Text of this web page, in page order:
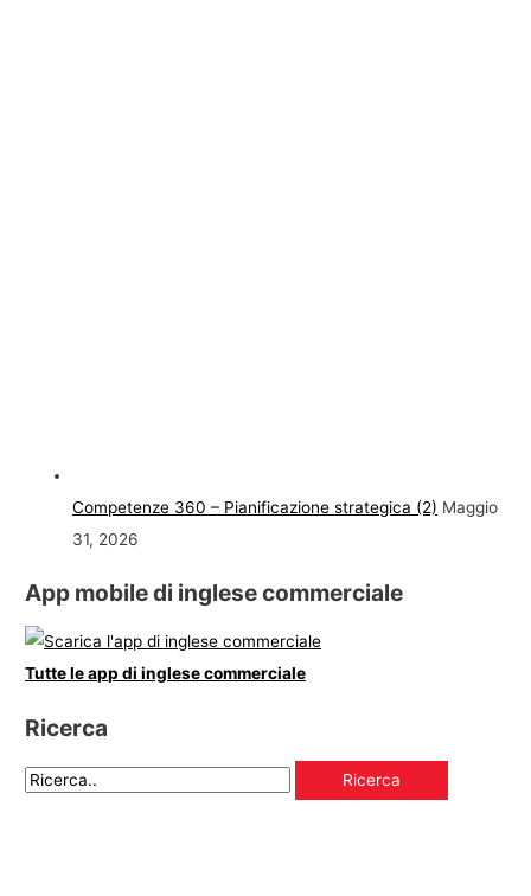
Competenze 360 – Pianificazione strategica (2) Maggio
31, 2026
App mobile di inglese commerciale
Tutte le app di inglese commerciale
Ricerca